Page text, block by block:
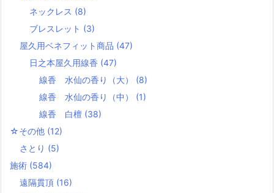
ネックレス (8)
ブレスレット (3)
屋久用ベネフィット商品 (47)
日之本屋久用線香 (47)
線香 水仙の香り（大） (8)
線香 水仙の香り（中） (1)
線香 白檀 (38)
☆その他 (12)
さとり (5)
施術 (584)
遠隔貫頂 (16)